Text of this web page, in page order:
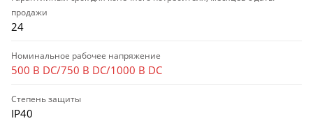
продажи
24
Номинальное рабочее напряжение
500 В DC/750 В DC/1000 В DC
Степень защиты
IP40